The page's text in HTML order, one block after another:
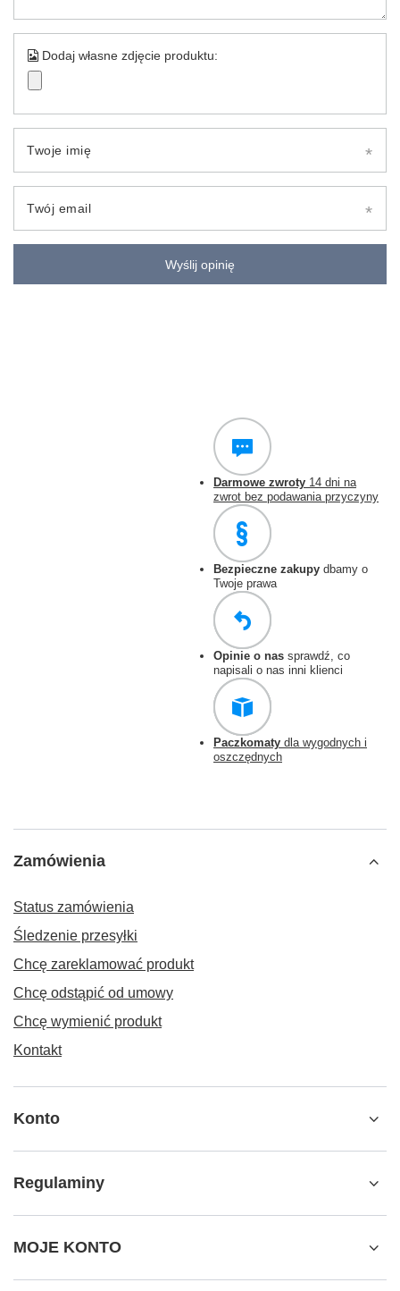
Dodaj własne zdjęcie produktu:
Twoje imię
Twój email
Wyślij opinię
Darmowe zwroty 14 dni na
zwrot bez podawania przyczyny
Bezpieczne zakupy dbamy o
Twoje prawa
Opinie o nas sprawdź, co
napisali o nas inni klienci
Paczkomaty dla wygodnych i
oszczędnych
Zamówienia
Status zamówienia
Śledzenie przesyłki
Chcę zareklamować produkt
Chcę odstąpić od umowy
Chcę wymienić produkt
Kontakt
Konto
Regulaminy
MOJE KONTO